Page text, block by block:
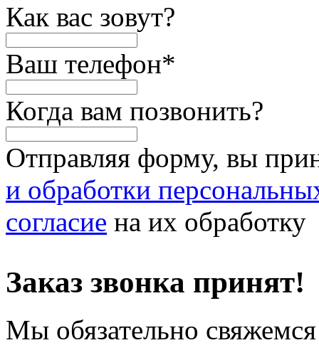
Как вас зовут?
Ваш телефон*
Когда вам позвонить?
Отправляя форму, вы
и обработки
согласие на их обработку
Заказ звонка принят!
Мы обязательно